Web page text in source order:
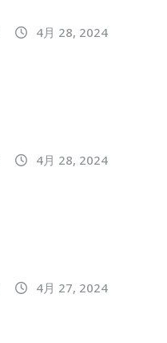
4月 28, 2024
4月 28, 2024
4月 27, 2024